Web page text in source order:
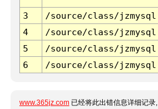
3 /source/class/
4
/source/class/
5
/source/class/
6
/source/class/
www.365jz.com 已经将此出错信息详细记